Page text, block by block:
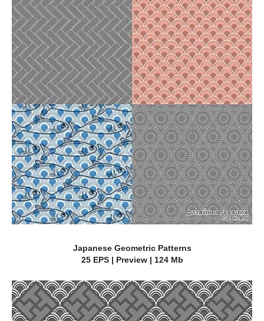
Japanese Geometric Patterns
25 EPS | Preview | 124 Mb